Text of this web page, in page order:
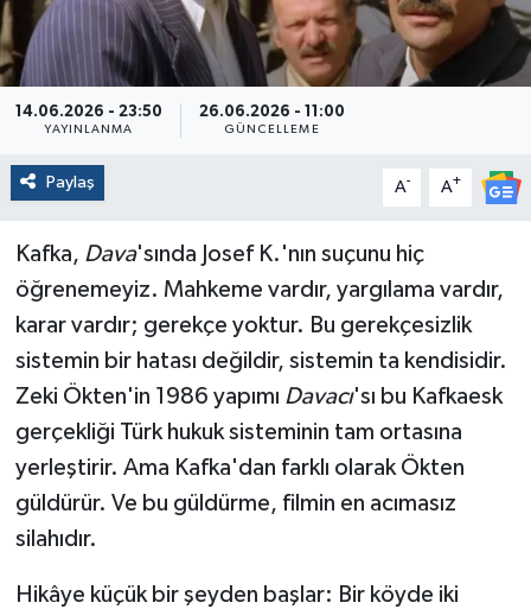
14.06.2026 - 23:50
YAYINLANMA
26.06.2026 - 11:00
GÜNCELLEME
Paylaş A- A+
Kafka, Dava'sında Josef K.'nın suçunu hiç
öğrenemeyiz. Mahkeme vardır, yargılama vardır,
karar vardır; gerekçe yoktur. Bu gerekçesizlik
sistemin bir hatası değildir, sistemin ta kendisidir.
Zeki Ökten'in 1986 yapımı Davacı'sı bu Kafkaesk
gerçekliği Türk hukuk sisteminin tam ortasına
yerleştirir. Ama Kafka'dan farklı olarak Ökten
güldürür. Ve bu güldürme, filmin en acımasız
silahıdır.
Hikâye küçük bir şeyden başlar: Bir köyde iki
Politika
Sağlık
Spor
Yaşam
Çalışma Hayatı
Kadın
Yurt
2024 Seçim Sonuçları